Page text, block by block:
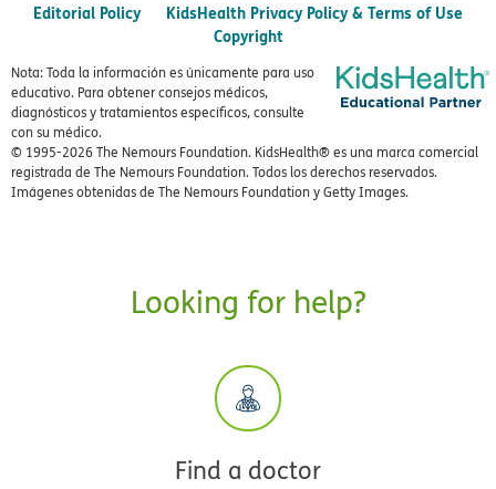
Editorial Policy
KidsHealth Privacy Policy & Terms of Use
Copyright
Nota: Toda la información es únicamente para uso
educativo. Para obtener consejos médicos,
diagnósticos y tratamientos específicos, consulte
con su médico.
© 1995-2026 The Nemours Foundation. KidsHealth® es una marca comercial
registrada de The Nemours Foundation. Todos los derechos reservados.
Imágenes obtenidas de The Nemours Foundation y Getty Images.
Looking for help?
Find a doctor